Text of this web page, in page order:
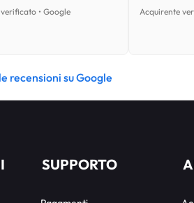
• Google Acquirente
recensioni su Google
SUPPORTO